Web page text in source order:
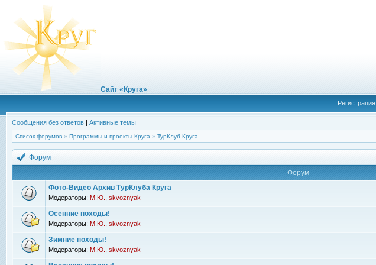
Сайт «Круга»
Регистрация
Сообщения без ответов | Активные темы
Список форумов » Программы и проекты Круга » ТурКлуб Круга
Форум
Форум
Фото-Видео Архив ТурКлуба Круга
Модераторы: М.Ю. skvoznyak
Осенние походы!
Модераторы: М.Ю. skvoznyak
Зимние походы!
Модераторы: М.Ю. skvoznyak